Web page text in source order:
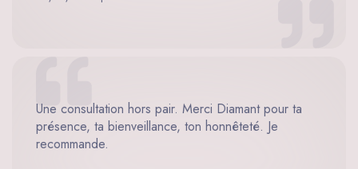
Une consultation hors pair. Merci Diamant pour ta
présence, ta bienveillance, ton honnêteté. Je
recommande.